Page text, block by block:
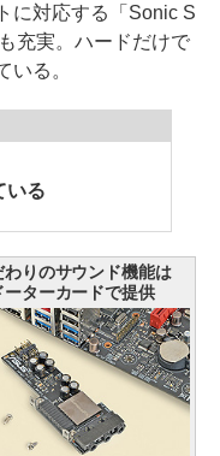
に対応する「Sonic S
充実。ハードだけで
いる。
いる
わりのサウンド機能は
ーターカードで提供